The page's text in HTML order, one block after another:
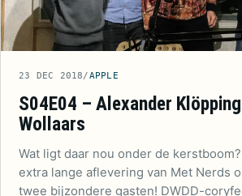
23 DEC 2018/APPLE
S04E04 – Alexander
Wollaars
Wat ligt daar nou onder de
extra lange aflevering van Met Nerds
twee bijzondere gasten! DWDD-